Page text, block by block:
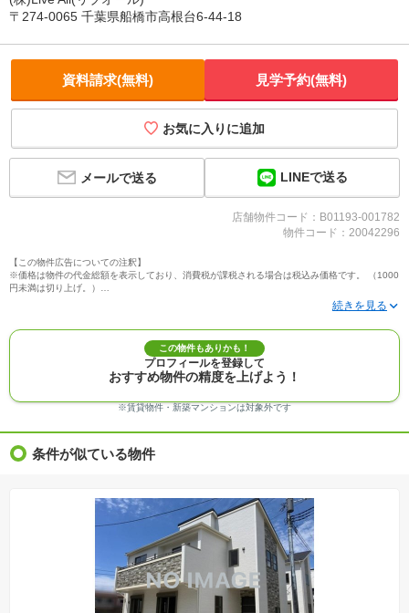
〒274-0065 千葉県船橋市高根台6-44-18
資料請求(無料) 見学予約(無料)
お気に入りに追加
メールで送る LINEで送る
店舗物件コード：B01193-001782
物件コード：20042296
【この物件広告についての注釈】
※価格は物件の代金総額を表示しており、消費税が課税される場合は税込み価格です。 （1000
円未満は切り上げ。）
※写真に写っている、またはパース（絵）や間取り図に描かれている家具や車などは、特にコ
※建築条件付き土地価格には、建物価格は含まれません。
※物件情報は、原則として情報提供日の２日前に最終確認した情報です。
※完成予想図はいずれも外構、植栽、外観等実際のものとは多少異なることがあります。
※モデルルーム・モデルハウス・展示場・ショールームの画像の場合、今回販売の物件と異な
※ＣＧ合成の画像の場合、実際とは多少異なる場合があります。
※物件特徴：販売戸数が複数の物件は、全ての住戸に該当しない項目もあります。
※価格更新：物件価格が変更された日から１週間表示されます。
※建築条件土地の情報内に掲載されている、建物プラン例は、土地購入者の設計プランの参考
の一例であって、プランの採用可否は任意です。
※土地（建築条件なし）で「建物プラン例」が表記してある時、そのプラン例は特定の建築請
負会社によるもので、当該建築請負会社以外で建てた場合、同様のものが同価格で建てられる
とは限りません。また建築請負会社を特定するものではありません。
※建築条件付き土地とは、その土地に建築する建物の建築請負契約が、一定期間内に成立する
ことを条件として売買される土地のことをいいます。建築請負契約成立に向けて設計プランを
協議するため、土地購入者が自己の希望する建物の設計協議をするために必要な相当の期間の
交渉期間が設定され、その期間内で希望を満たすプランが実現できたかどうかにより結論を出
この物件もありかも！
プロフィールを登録して
おすすめ物件の精度を上げよう！
※賃貸物件・新築マンションは対象外です
条件が似ている物件